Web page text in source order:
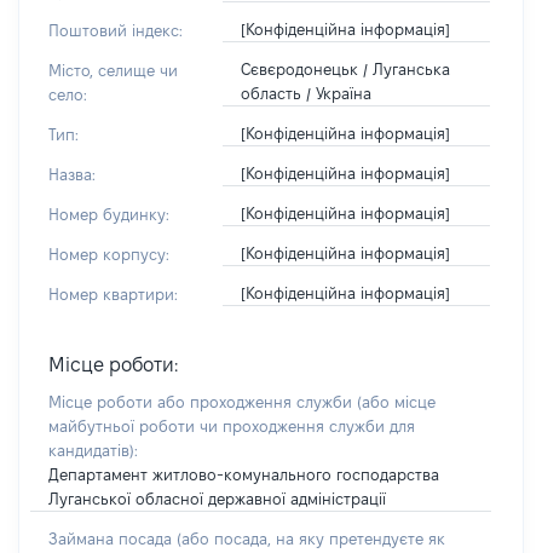
Поштовий індекс: [Конфіденційна інформація]
Місто, селище чи
село:
Сєвєродонецьк / Луганська
область / Україна
Тип: [Конфіденційна інформація]
Назва: [Конфіденційна інформація]
Номер будинку: [Конфіденційна інформація]
Номер корпусу: [Конфіденційна інформація]
Номер квартири: [Конфіденційна інформація]
Місце роботи:
Місце роботи або проходження служби (або місце
майбутньої роботи чи проходження служби для
кандидатів):
Департамент житлово-комунального господарства
Луганської обласної державної адміністрації
Займана посада (або посада, на яку претендуєте як